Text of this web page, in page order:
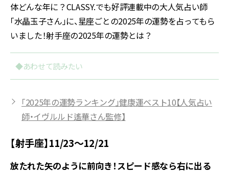
体どんな年に？CLASSY.でも好評連載中の大人気占い師
「水晶玉子さん」に、星座ごとの2025年の運勢を占ってもら
いました！射手座の2025年の運勢とは？
◆あわせて読みたい
「2025年の運勢ランキング」健康運ベスト10【人気占い
師・イヴルルド遙華さん監修】
【射手座】11/23～12/21
放たれた矢のように前向き！スピード感なら右に出る